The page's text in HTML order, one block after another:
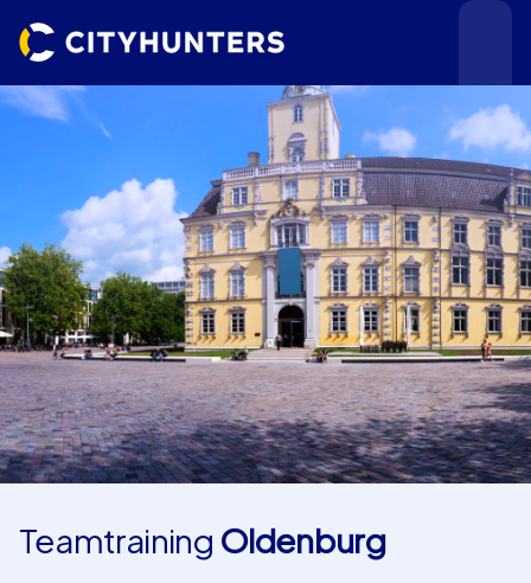
Teamevents
Städte
Anlässe
Teamtraining Oldenburg